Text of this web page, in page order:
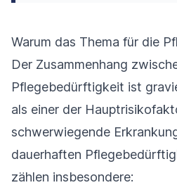
Warum das Thema für die
Der Zusammenhang
Pflegebedürftigkeit ist
als einer der
schwerwiegende
dauerhaften
zählen insbesondere: